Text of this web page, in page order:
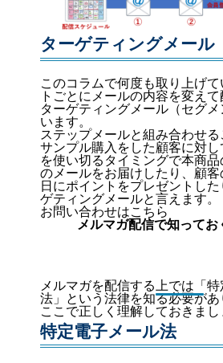
ターゲティングメール
このコラムで何度も取り上げ
トごとにメールの内容を変え
ターゲティングメール（セグ
います。
ステップメールと組み合わせる
サンプル購入をした顧客に対
を使い切るタイミングで本商
のメールをお届けしたり、顧
日にポイントをプレゼントし
ゲティングメールと言えます。
お問い合わせはこちら
メルマガ配信で知ってお
メルマガを配信する上では「
法」という法律を知る必要があ
ここで正しく理解しておきまし
特定電子メール法